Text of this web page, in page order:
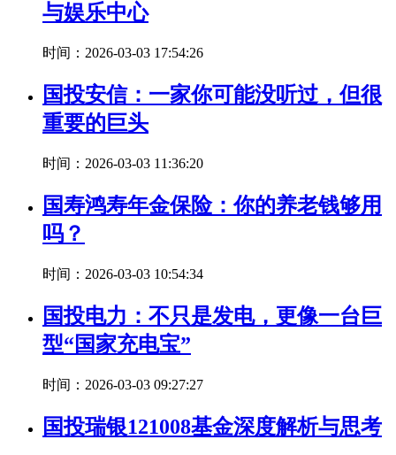
与娱乐中心
时间：2026-03-03 17:54:26
国投安信：一家你可能没听过，但很
重要的巨头
时间：2026-03-03 11:36:20
国寿鸿寿年金保险：你的养老钱够用
吗？
时间：2026-03-03 10:54:34
国投电力：不只是发电，更像一台巨
型“国家充电宝”
时间：2026-03-03 09:27:27
国投瑞银121008基金深度解析与思考